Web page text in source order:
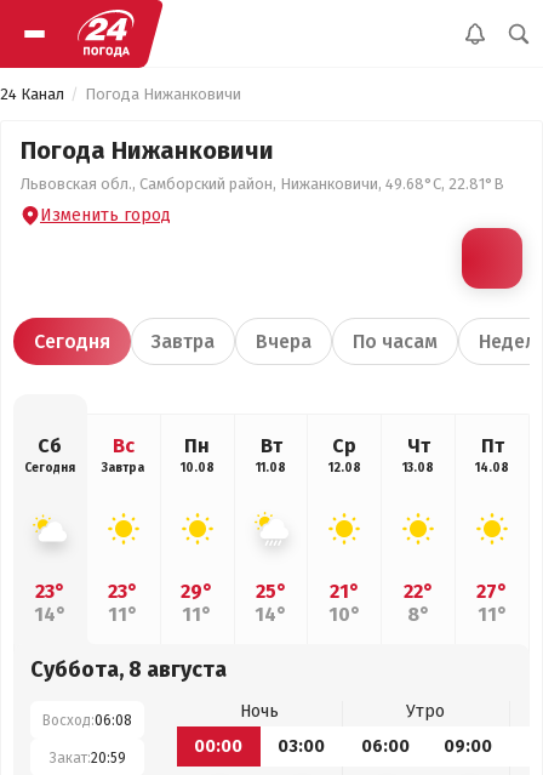
24 Канал Погода Нижанковичи
Погода Нижанковичи
Львовская обл., Самборский район, Нижанковичи, 49.68°С, 22.81°В
Изменить город
Сегодня Завтра Вчера По часам
Сб
Сегодня
23°
14°
Вс
Завтра
23°
11°
Пн
10.08
29°
11°
Вт
11.08
25°
14°
Ср
12.08
21°
10°
Чт
13.08
22°
8°
Пт
14.08
27°
11°
Суббота, 8 августа
Восход:06:08
Закат:20:59
Ночь
Утро
00:00
03:00 06:00 09:00